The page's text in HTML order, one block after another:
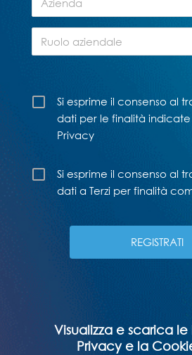
Si esprime il consenso al
dati per le finalità indicate
Privacy
Si esprime il consenso al
dati a Terzi per finalità
Visualizza e scarica
Privacy e la